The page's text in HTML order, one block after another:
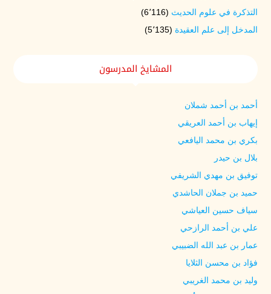
التذكرة في علوم الحديث (6٬116)
المدخل إلى علم العقيدة (5٬135)
المشايخ المدرسون
أحمد بن أحمد شملان
إيهاب بن أحمد العريقي
بكري بن محمد اليافعي
بلال بن حيدر
توفيق بن مهدي الشريفي
حميد بن جملان الحاشدي
سياف حسين العياشي
علي بن أحمد الرازحي
عمار بن عبد الله الضبيبي
فؤاد بن محسن الثلايا
وليد بن محمد الغريبي